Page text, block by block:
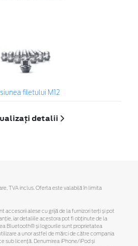
filetului M12
detalii
TVA inclus. Oferta este valabilă în limita
accesorii alese cu grijă de la furnizori terți și pot
iar detaliile acestora pot fi obținute de la
Bluetooth® și logourile sunt proprietatea
a unor astfel de mărci de către compania
sub licență. Denumirea iPhone/iPod și